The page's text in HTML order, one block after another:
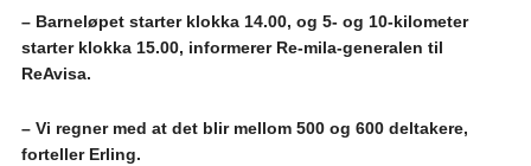
– Barneløpet starter klokka 14.00, og 5- og 10-kilometer
starter klokka 15.00, informerer Re-mila-generalen til
ReAvisa.
– Vi regner med at det blir mellom 500 og 600 deltakere,
forteller Erling.